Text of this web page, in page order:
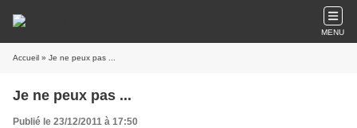
MENU
Accueil » Je ne peux pas ...
Je ne peux pas ...
Publié le 23/12/2011 à 17:50